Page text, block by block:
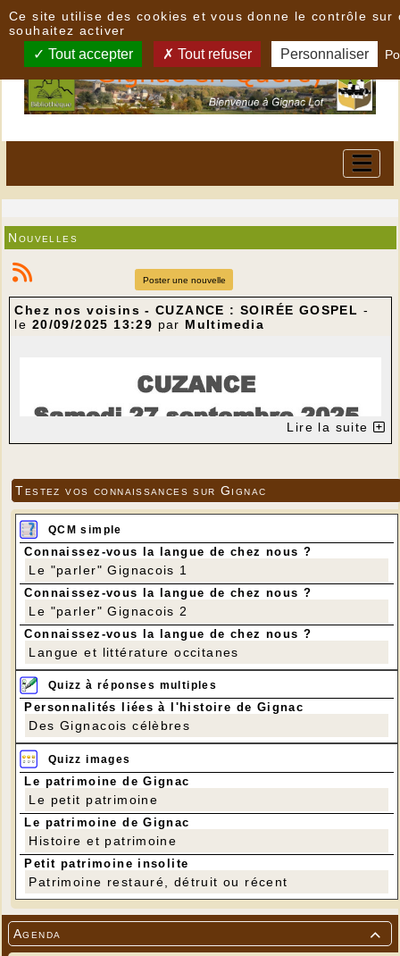

Agenda
Nouvelles
Poster une nouvelle
Chez nos voisins - CUZANCE : SOIRÉE GOSPEL -
le 20/09/2025 13:29 par Multimedia
Lire la suite
Testez vos connaissances sur Gignac
QCM simple
Connaissez-vous la langue de chez nous ?
Le "parler" Gignacois 1
Connaissez-vous la langue de chez nous ?
Le "parler" Gignacois 2
Connaissez-vous la langue de chez nous ?
Langue et littérature occitanes
Quizz à réponses multiples
Personnalités liées à l'histoire de Gignac
Des Gignacois célèbres
Quizz images
Le patrimoine de Gignac
Le petit patrimoine
Le patrimoine de Gignac
Histoire et patrimoine
Petit patrimoine insolite
Patrimoine restauré, détruit ou récent
Ce site utilise des cookies et vous donne le contrôle sur
souhaitez activer
Tout accepter Tout refuser Personnaliser